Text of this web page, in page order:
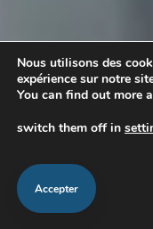
Nous utilisons des
expérience sur notre
You can find out more
switch them off in
Accepter